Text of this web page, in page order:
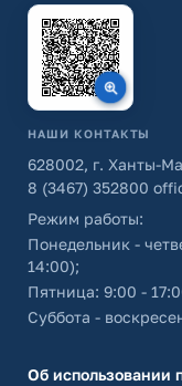
НАШИ КОНТАКТЫ
628002, г. Ханты-
8 (3467) 352800
Режим работы:
Понедельник -
14:00);
Пятница: 9:00 -
Суббота -
Об использовании